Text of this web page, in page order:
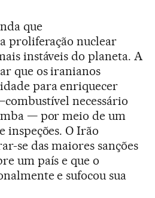
que
proliferação nuclear
instáveis do planeta. A
que os iranianos
para enriquecer
necessário
— por meio de um
inspeções. O Irão
se das maiores sanções
um país e que o
e sufocou sua